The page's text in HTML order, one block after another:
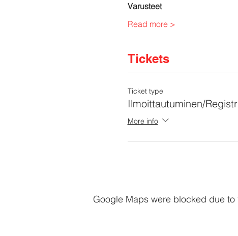
Varusteet
Read more >
Tickets
Ticket type
Ilmoittautuminen/
More info
Google Maps were blocked due